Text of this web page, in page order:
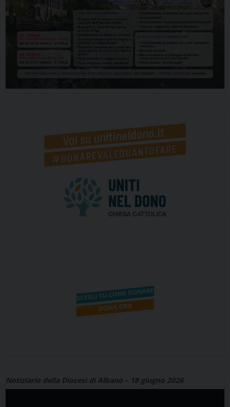
Notiziario della Diocesi di Albano – 18 giugno 2026